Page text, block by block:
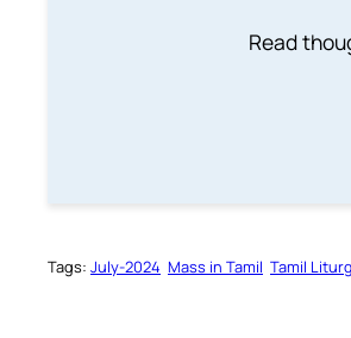
Read
Tags: July-2024 Mass in Tamil Tamil